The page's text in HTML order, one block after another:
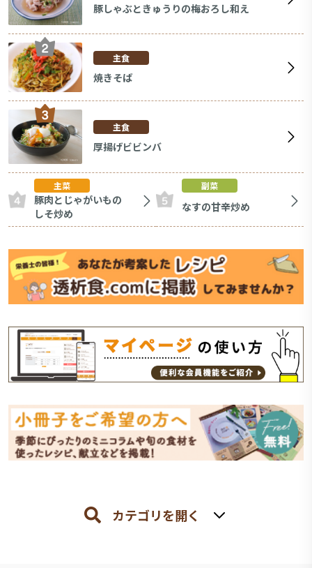
豚しゃぶときゅうりの梅おろし和え
主食
焼きそば
主食
厚揚げビビンバ
主菜
豚肉とじゃがいもの
しそ炒め
副菜
なすの甘辛炒め
カテゴリを開く